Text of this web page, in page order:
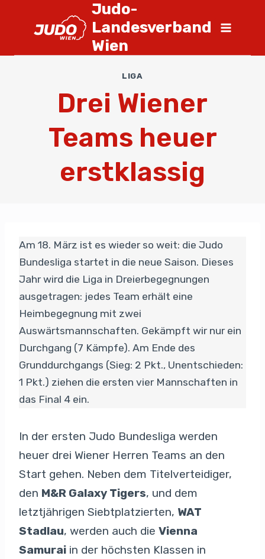
Judo-
Landesverband
Wien
LIGA
Drei Wiener
Teams heuer
erstklassig
Am 18. März ist es wieder so weit: die Judo
Bundesliga startet in die neue Saison. Dieses
Jahr wird die Liga in Dreierbegegnungen
ausgetragen: jedes Team erhält eine
Heimbegegnung mit zwei
Auswärtsmannschaften. Gekämpft wir nur ein
Durchgang (7 Kämpfe). Am Ende des
Grunddurchgangs (Sieg: 2 Pkt., Unentschieden:
1 Pkt.) ziehen die ersten vier Mannschaften in
das Final 4 ein.
In der ersten Judo Bundesliga werden
heuer drei Wiener Herren Teams an den
Start gehen. Neben dem Titelverteidiger,
den M&R Galaxy Tigers, und dem
letztjährigen Siebtplatzierten, WAT
Stadlau, werden auch die Vienna
Samurai in der höchsten Klassen in